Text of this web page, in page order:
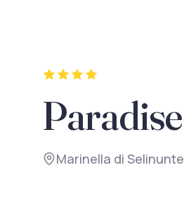
Marinella di Selinunte